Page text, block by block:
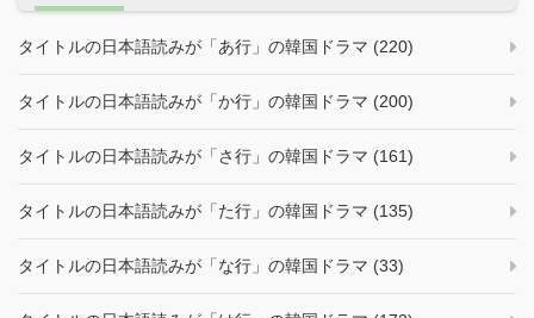
タイトルの日本語読みが「あ行」の韓国ドラマ (220)
タイトルの日本語読みが「か行」の韓国ドラマ (200)
タイトルの日本語読みが「さ行」の韓国ドラマ (161)
タイトルの日本語読みが「た行」の韓国ドラマ (135)
タイトルの日本語読みが「な行」の韓国ドラマ (33)